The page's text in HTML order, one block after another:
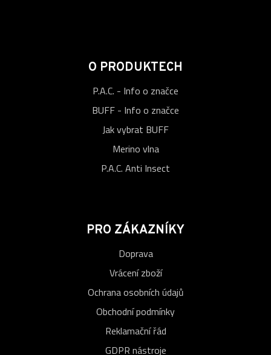
O PRODUKTECH
P.A.C. - Info o značce
BUFF - Info o značce
Jak vybrat BUFF
Merino vlna
P.A.C. Anti Insect
PRO ZÁKAZNÍKY
Doprava
Vrácení zboží
Ochrana osobních údajů
Obchodní podmínky
Reklamační řád
GDPR nástroje